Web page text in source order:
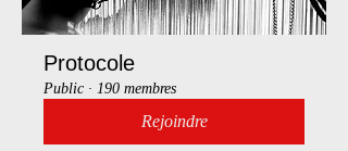
Protocole
Public · 190 membres
Rejoindre